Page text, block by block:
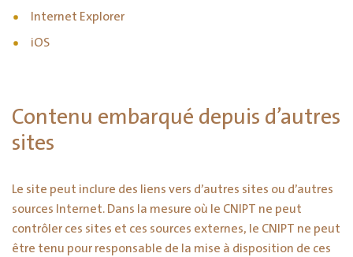
Internet Explorer
iOS
Contenu embarqué depuis d’autres
sites
Le site peut inclure des liens vers d’autres sites ou d’autres
sources Internet. Dans la mesure où le CNIPT ne peut
contrôler ces sites et ces sources externes, le CNIPT ne peut
être tenu pour responsable de la mise à disposition de ces